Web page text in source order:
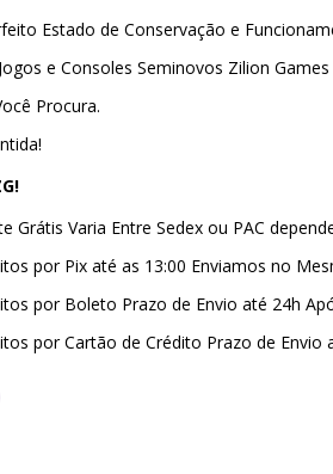
Estado de Conservação e
e Consoles Seminovos Zilion
Procura.
Grátis Varia Entre Sedex ou PAC
por Pix até as 13:00 Enviamos no
por Boleto Prazo de Envio até 24h
por Cartão de Crédito Prazo de